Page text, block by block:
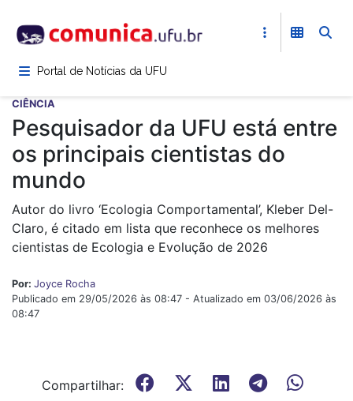
para
conteúdoPortal de Notícias da UFU
CIÊNCIA
Pesquisador da UFU está entre
os principais cientistas do
mundo
Autor do livro ‘Ecologia Comportamental’, Kleber Del-
Claro, é citado em lista que reconhece os melhores
cientistas de Ecologia e Evolução de 2026
Por: Joyce Rocha
Publicado em 29/05/2026 às 08:47 - Atualizado em 03/06/2026 às
08:47
Compartilhar: